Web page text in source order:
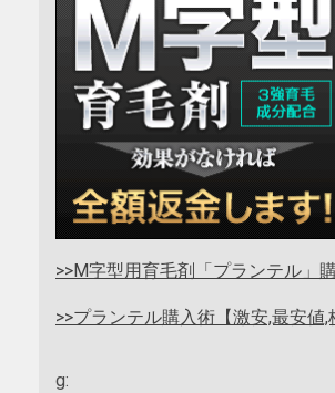
>>M字型用育毛剤「プランテル」
>>プランテル購入術【激安,最安値,
g: